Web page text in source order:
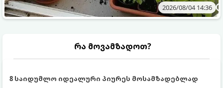
2026/08/04 14:36
რა მოვამზადოთ?
8 საიდუმლო იდეალური პიურეს მოსამზადებლად